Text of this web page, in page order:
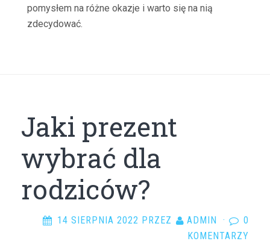
pomysłem na różne okazje i warto się na nią
zdecydować.
Jaki prezent
wybrać dla
rodziców?
14 SIERPNIA 2022 PRZEZ ADMIN ·
0
KOMENTARZY